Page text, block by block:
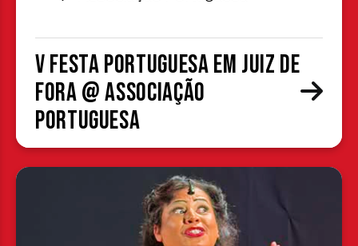
V Festa Portuguesa em Juiz de
Fora @ Associação
Portuguesa